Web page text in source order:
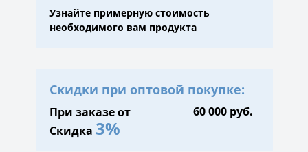
Узнайте примерную стоимость
необходимого вам продукта
Скидки при оптовой покупке:
При заказе от
Скидка 3%